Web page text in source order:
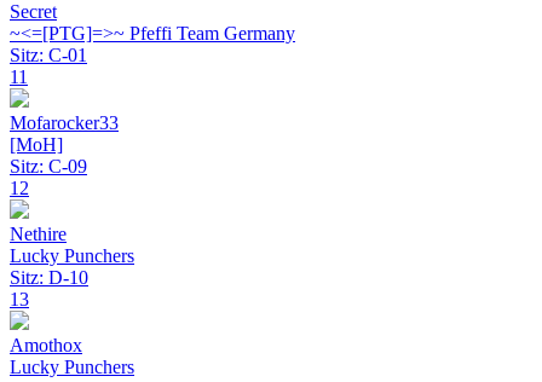
Secret
~<=[PTG]=>~ Pfeffi Team Germany
Sitz: C-01
11
Mofarocker33
[MoH]
Sitz: C-09
12
Nethire
Lucky Punchers
Sitz: D-10
13
Amothox
Lucky Punchers